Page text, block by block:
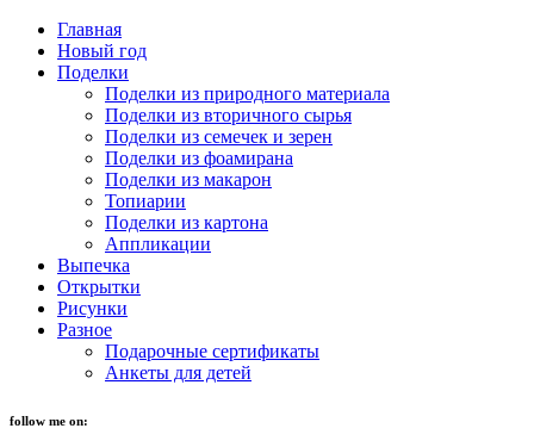
Главная
Новый год
Поделки
Поделки из природного материала
Поделки из вторичного сырья
Поделки из семечек и зерен
Поделки из фоамирана
Поделки из макарон
Топиарии
Поделки из картона
Аппликации
Выпечка
Открытки
Рисунки
Разное
Подарочные сертификаты
Анкеты для детей
follow me on: